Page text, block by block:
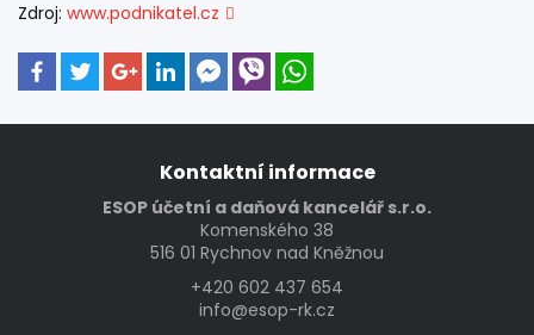
Zdroj: www.podnikatel.cz
Kontaktní informace
ESOP účetní a daňová kancelář s.r.o.
Komenského 38
516 01 Rychnov nad Kněžnou
+420 602 437 654
info@esop-rk.cz